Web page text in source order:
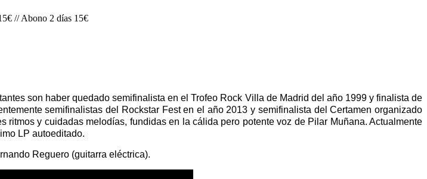
// Abono 2 días 15€
son haber quedado semifinalista en el Trofeo Rock Villa de Madrid del año 1999 y finalista de
semifinalistas del Rockstar Fest en el año 2013 y semifinalista del Certamen organizado
y cuidadas melodías, fundidas en la cálida pero potente voz de Pilar Muñana. Actualmente
LP autoeditado.
Reguero (guitarra eléctrica).